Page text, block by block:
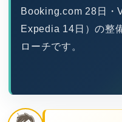
Booking.com 28日・
Expedia 14日）の整
ローチです。